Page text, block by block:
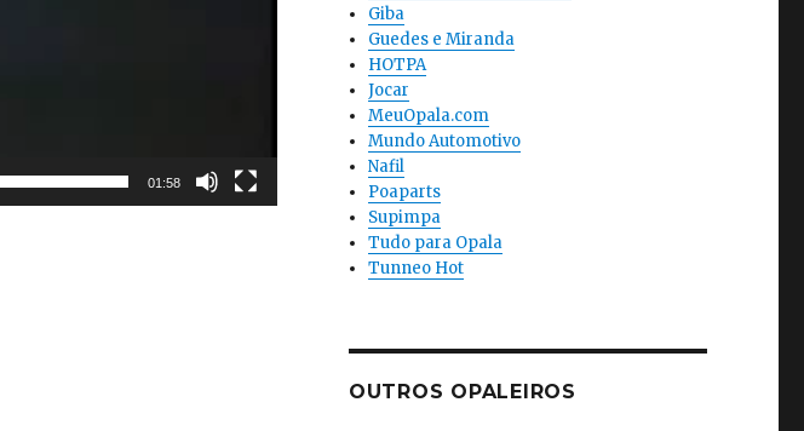
01:58
Giba
Guedes e Miranda
HOTPA
Jocar
MeuOpala.com
Mundo Automotivo
Nafil
Poaparts
Supimpa
Tudo para Opala
Tunneo Hot
OUTROS OPALEIROS